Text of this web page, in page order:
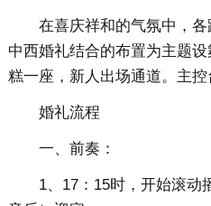
在喜庆祥和的气氛中，
中西婚礼结合的布置为主题
糕一座，新人出场通道。主控
婚礼流程
一、前奏：
1、17：15时，开始滚动